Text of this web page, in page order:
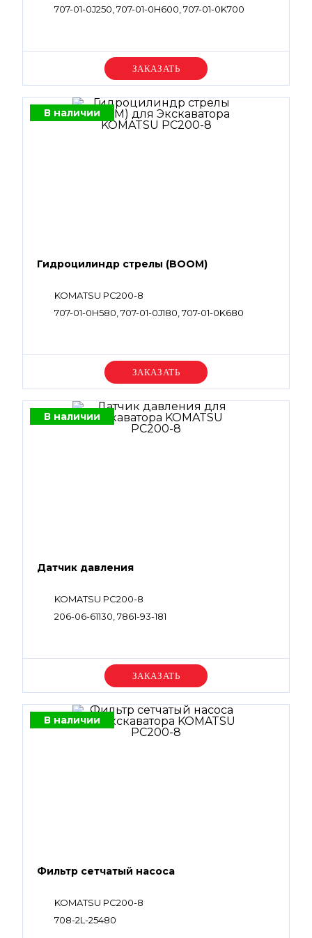
707-01-0J250, 707-01-0H600, 707-01-0K700
Уточняйте цену
В наличии
Гидроцилиндр стрелы (BOOM)
KOMATSU PC200-8
707-01-0H580, 707-01-0J180, 707-01-0K680
Уточняйте цену
В наличии
Датчик давления
KOMATSU PC200-8
206-06-61130, 7861-93-181
Уточняйте цену
В наличии
Фильтр сетчатый насоса
KOMATSU PC200-8
708-2L-25480